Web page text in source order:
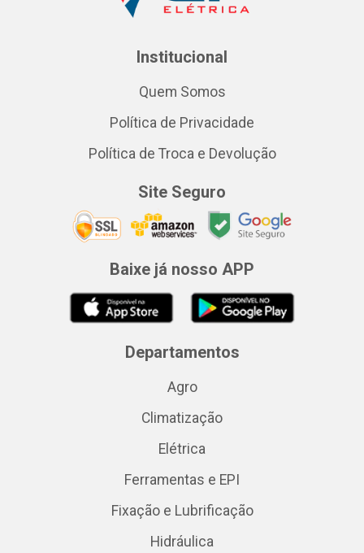
Institucional
Quem Somos
Política de Privacidade
Política de Troca e Devolução
Site Seguro
Baixe já nosso APP
Departamentos
Agro
Climatização
Elétrica
Ferramentas e EPI
Fixação e Lubrificação
Hidráulica